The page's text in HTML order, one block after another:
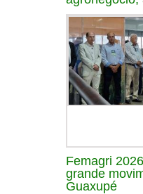
Femagri
grande
Guaxupé